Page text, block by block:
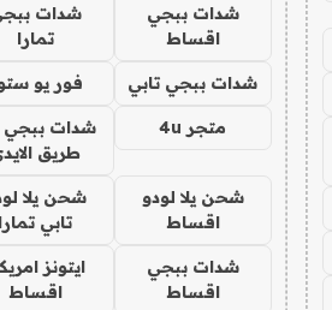
شدات ببجي
اقساط
شدات
تمارا
شدات ببجي تابي فور يو
متجر 4u
شدات
طريق
شحن يلا لودو
اقساط
شحن يلا
تابي تمارا
شدات ببجي
اقساط
ايتونز
اقساط